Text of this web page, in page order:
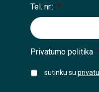
Tel. nr.: *
Privatumo politika
sutinku su